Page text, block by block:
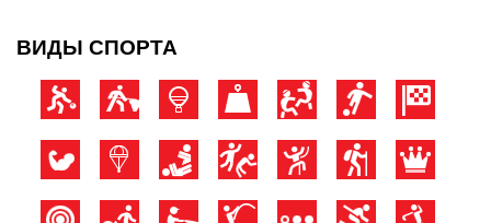
ВИДЫ СПОРТА